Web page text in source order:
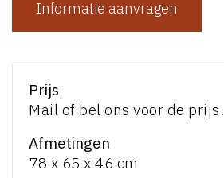
Informatie aanvragen
Prijs
Mail of bel ons voor de prijs.
Afmetingen
78 x 65 x 46 cm